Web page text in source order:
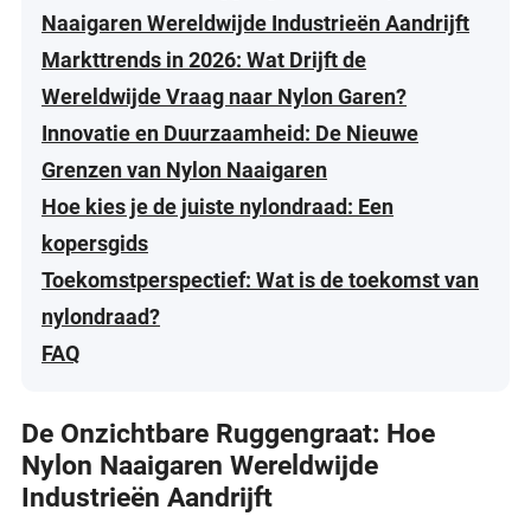
Naaigaren Wereldwijde Industrieën Aandrijft
Markttrends in 2026: Wat Drijft de
Wereldwijde Vraag naar Nylon Garen?
Innovatie en Duurzaamheid: De Nieuwe
Grenzen van Nylon Naaigaren
Hoe kies je de juiste nylondraad: Een
kopersgids
Toekomstperspectief: Wat is de toekomst van
nylondraad?
FAQ
De Onzichtbare Ruggengraat: Hoe
Nylon Naaigaren Wereldwijde
Industrieën Aandrijft